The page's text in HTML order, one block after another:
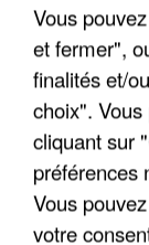
APRÈS
DE FAUNE
Vous
et fermer",
finalités et/
choix".
cliquant sur
préférences
Vous
votre